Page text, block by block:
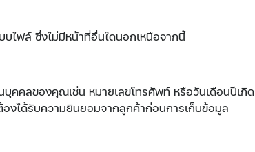
ไฟล์ ซึ่งไม่มีหน้าที่อื่นใดนอกเหนือจากนี้
คคลของคุณเช่น หมายเลขโทรศัพท์ หรือวันเดือนปีเกิด
งได้รับความยินยอมจากลูกค้าก่อนการเก็บข้อมูล